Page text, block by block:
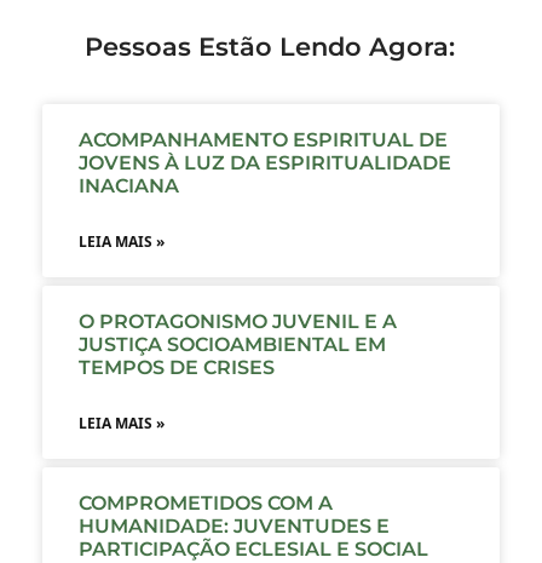
Pessoas Estão Lendo Agora:
ACOMPANHAMENTO ESPIRITUAL DE
JOVENS À LUZ DA ESPIRITUALIDADE
INACIANA
LEIA MAIS »
O PROTAGONISMO JUVENIL E A
JUSTIÇA SOCIOAMBIENTAL EM
TEMPOS DE CRISES
LEIA MAIS »
COMPROMETIDOS COM A
HUMANIDADE: JUVENTUDES E
PARTICIPAÇÃO ECLESIAL E SOCIAL